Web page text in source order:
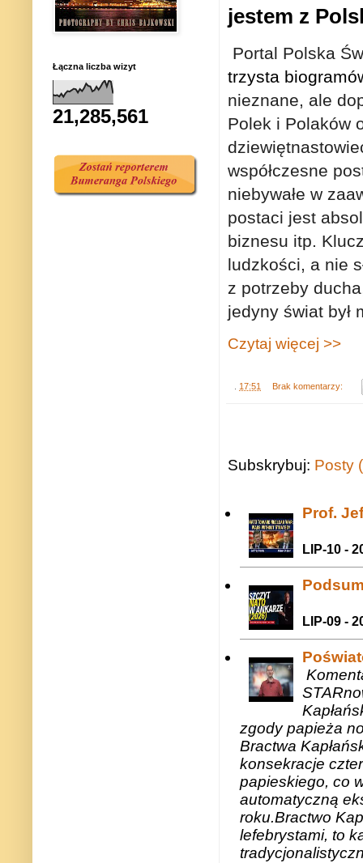
jestem z
Portal Polska
trzysta
nieznane, ale
Polek i Polaków
współczesne
niebywałe w
postaci jest
biznesu itp.
ludzkości, a nie
z potrzeby
jedyny świat
Czytaj więcej >>
17:51 Brak komentarzy:
Subskrybuj: Posty
Prof.
LIP-10 -
LIP-09 -
zgody papieża
Bractwa
konsekracje
papieskiego, co
automatyczną
roku.Bractwo
lefebrystami, to
Łączna liczba wizyt
21,285,561